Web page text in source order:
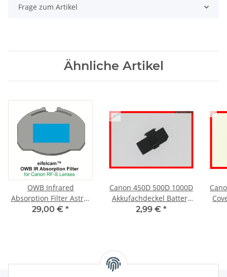
Frage zum Artikel
Ähnliche Artikel
OWB Infrared
Absorption Filter Astro-
Modified Canon R100
29,00 € *
Canon 450D 500D 1000D
Akkufachdeckel Battery
Cap Original Genuine
2,99 € *